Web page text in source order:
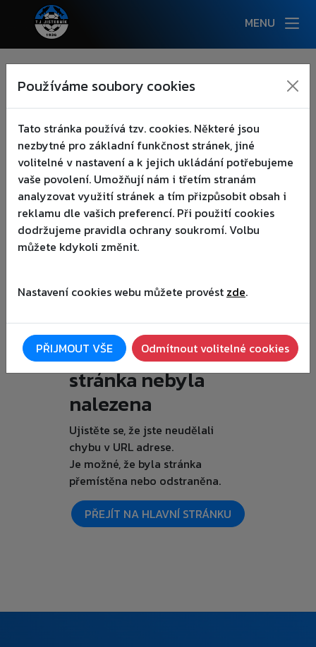
MENU
AKCE▾
KLUB▾
TÝMY▾
AREÁL▾
PARTNEŘI
:(
Je nám líto, ale
požadovaná
stránka nebyla
nalezena
Ujistěte se, že jste neudělali
chybu v URL adrese.
Je možné, že byla stránka
přemístěna nebo odstraněna.
PŘEJÍT NA HLAVNÍ STRÁNKU
Používáme soubory cookies
Tato stránka používá tzv. cookies. Některé jsou
nezbytné pro základní funkčnost stránek, jiné
volitelné v nastavení a k jejich ukládání potřebujeme
vaše povolení. Umožňují nám i třetím stranám
analyzovat využití stránek a tím přizpůsobit obsah i
reklamu dle vašich preferencí. Při použití cookies
dodržujeme pravidla ochrany soukromí. Volbu
můžete kdykoli změnit.
Nastavení cookies webu můžete provést zde.
PŘIJMOUT VŠE Odmítnout volitelné cookies